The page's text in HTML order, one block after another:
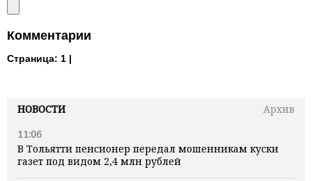
НОВОСТИ
Архив
11:06
В Тольятти пенсионер передал мошенникам куски
газет под видом 2,4 млн рублей
Комментарии
Страница: 1 |